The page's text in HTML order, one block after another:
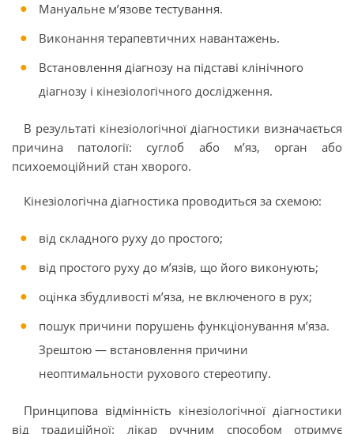
Мануальне м’язове тестування.
Виконання терапевтичних навантажень.
Встановлення діагнозу на підставі клінічного
діагнозу і кінезіологічного дослідження.
В результаті кінезіологічної діагностики визначається
причина патології: суглоб або м’яз, орган або
психоемоційний стан хворого.
Кінезіологічна діагностика проводиться за схемою:
від складного руху до простого;
від простого руху до м’язів, що його виконують;
оцінка збудливості м’яза, не включеного в рух;
пошук причини порушень функціонування м’яза.
Зрештою — встановлення причини
неоптимальности рухового стереотипу.
Принципова відмінність кінезіологічної діагностики
від традиційної: лікар ручним способом отримує